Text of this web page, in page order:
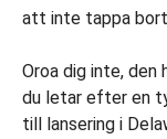
att inte tappa
Oroa dig inte, den
du letar efter en
till lansering i